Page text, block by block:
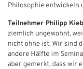
Philosophie entwickeln
Teilnehmer Philipp
ziemlich ungewohnt,
nicht ohne ist. Wir sind
andere Hälfte im
aber gemerkt, dass wir